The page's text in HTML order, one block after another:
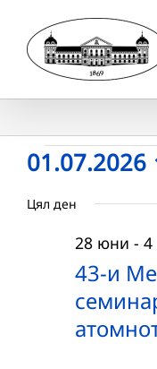
content
Събития
for
01.07.2026
01.07.2026
date.
Цял ден
43-и
28 юни - 4